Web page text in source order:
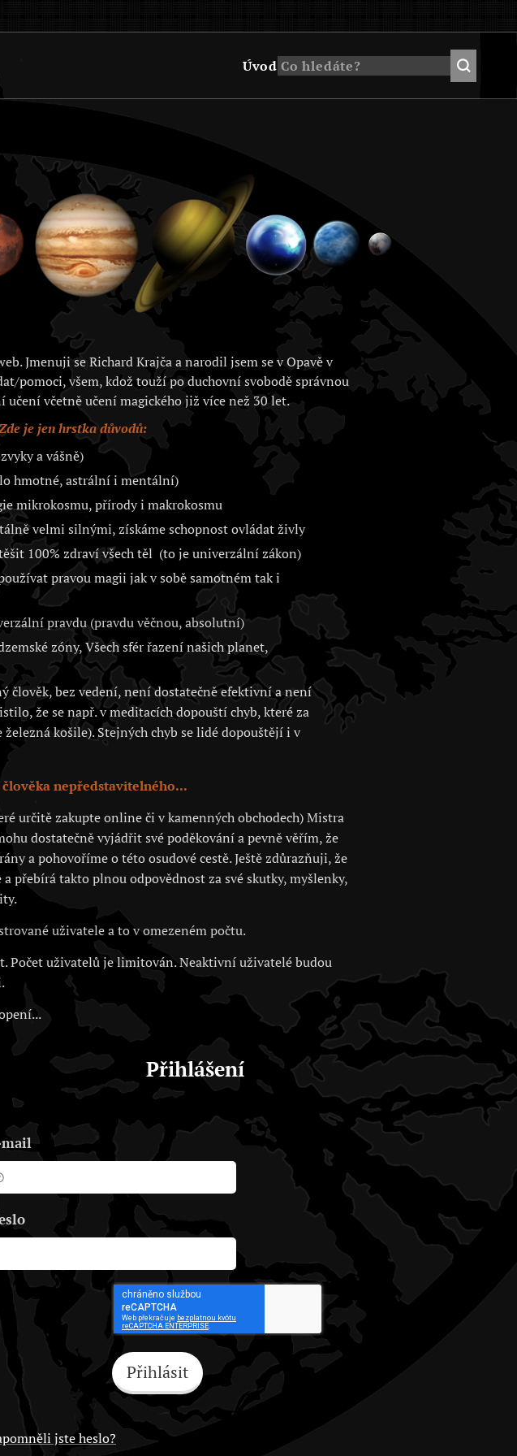
Úvod
Jmenuji se Richard Krajča a narodil jsem se v Opavě v
pomoci, všem, kdož touží po duchovní svobodě správnou
učení včetně učení magického již více než 30 let.
je jen hrstka důvodů:
a vášně)
hmotné, astrální i mentální)
mikrokosmu, přírody i makrokosmu
velmi silnými, získáme schopnost ovládat živly
100% zdraví všech těl (to je univerzální zákon)
pravou magii jak v sobě samotném tak i
pravdu (pravdu věčnou, absolutní)
zóny, Všech sfér řazení našich planet,
člověk, bez vedení, není dostatečně efektivní a není
že se např. v meditacích dopouští chyb, které za
košile). Stejných chyb se lidé dopouštějí i v
nepředstavitelného...
určitě zakupte online či v kamenných obchodech) Mistra
dostatečně vyjádřit své poděkování a pevně věřím, že
a pohovoříme o této osudové cestě. Ještě zdůrazňuji, že
přebírá takto plnou odpovědnost za své skutky, myšlenky,
uživatele a to v omezeném počtu.
Počet uživatelů je limitován. Neaktivní uživatelé budou
Přihlášení
Přihlásit
jste heslo?